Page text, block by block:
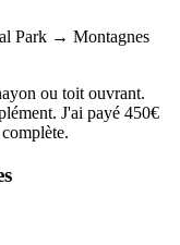
Park → Montagnes
ou toit ouvrant.
J'ai payé 450€